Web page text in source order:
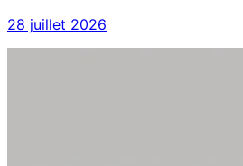
28 juillet 2026